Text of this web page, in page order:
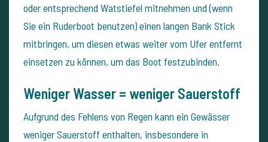
oder entsprechend Watstiefel mitnehmen und (wenn
Sie ein Ruderboot benutzen) einen langen Bank Stick
mitbringen, um diesen etwas weiter vom Ufer entfernt
einsetzen zu können, um das Boot festzubinden.
Weniger Wasser = weniger Sauerstoff
Aufgrund des Fehlens von Regen kann ein Gewässer
weniger Sauerstoff enthalten, insbesondere in